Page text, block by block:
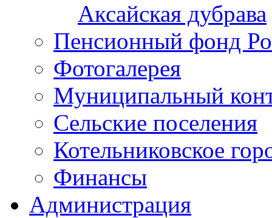
Аксайская дубрава
Пенсионный фонд
Фотогалерея
Муниципальный
Сельские поселения
Котельниковское
Финансы
Администрация